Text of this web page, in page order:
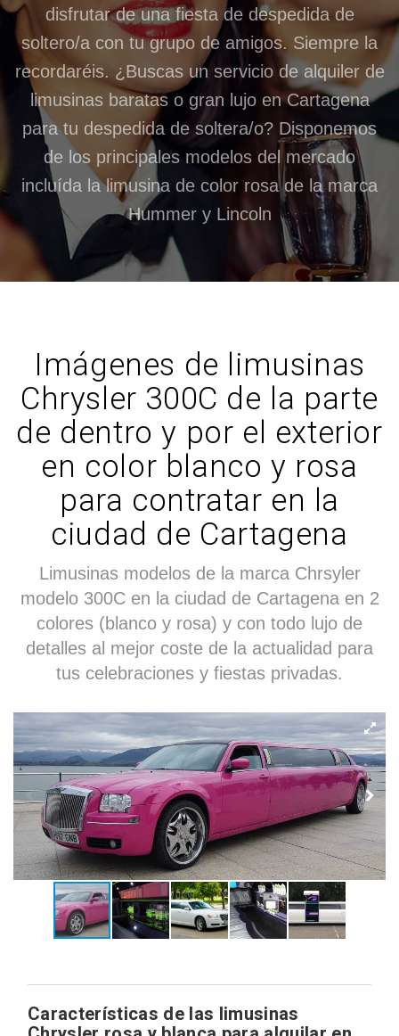
disfrutar de una fiesta de despedida de
soltero/a con tu grupo de amigos. Siempre la
recordaréis. ¿Buscas un servicio de alquiler de
limusinas baratas o gran lujo en Cartagena
para tu despedida de soltera/o? Disponemos
de los principales modelos del mercado
incluída la limusina de color rosa de la marca
Hummer y Lincoln
Imágenes de limusinas
Chrysler 300C de la parte
de dentro y por el exterior
en color blanco y rosa
para contratar en la
ciudad de Cartagena
Limusinas modelos de la marca Chrsyler
modelo 300C en la ciudad de Cartagena en 2
colores (blanco y rosa) y con todo lujo de
detalles al mejor coste de la actualidad para
tus celebraciones y fiestas privadas.
Características de las limusinas